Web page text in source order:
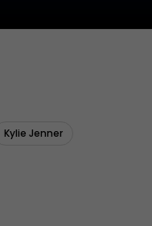
Kylie Jenner